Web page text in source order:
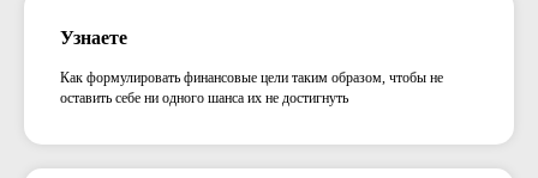
Узнаете
Как формулировать финансовые цели таким образом, чтобы не
оставить себе ни одного шанса их не достигнуть